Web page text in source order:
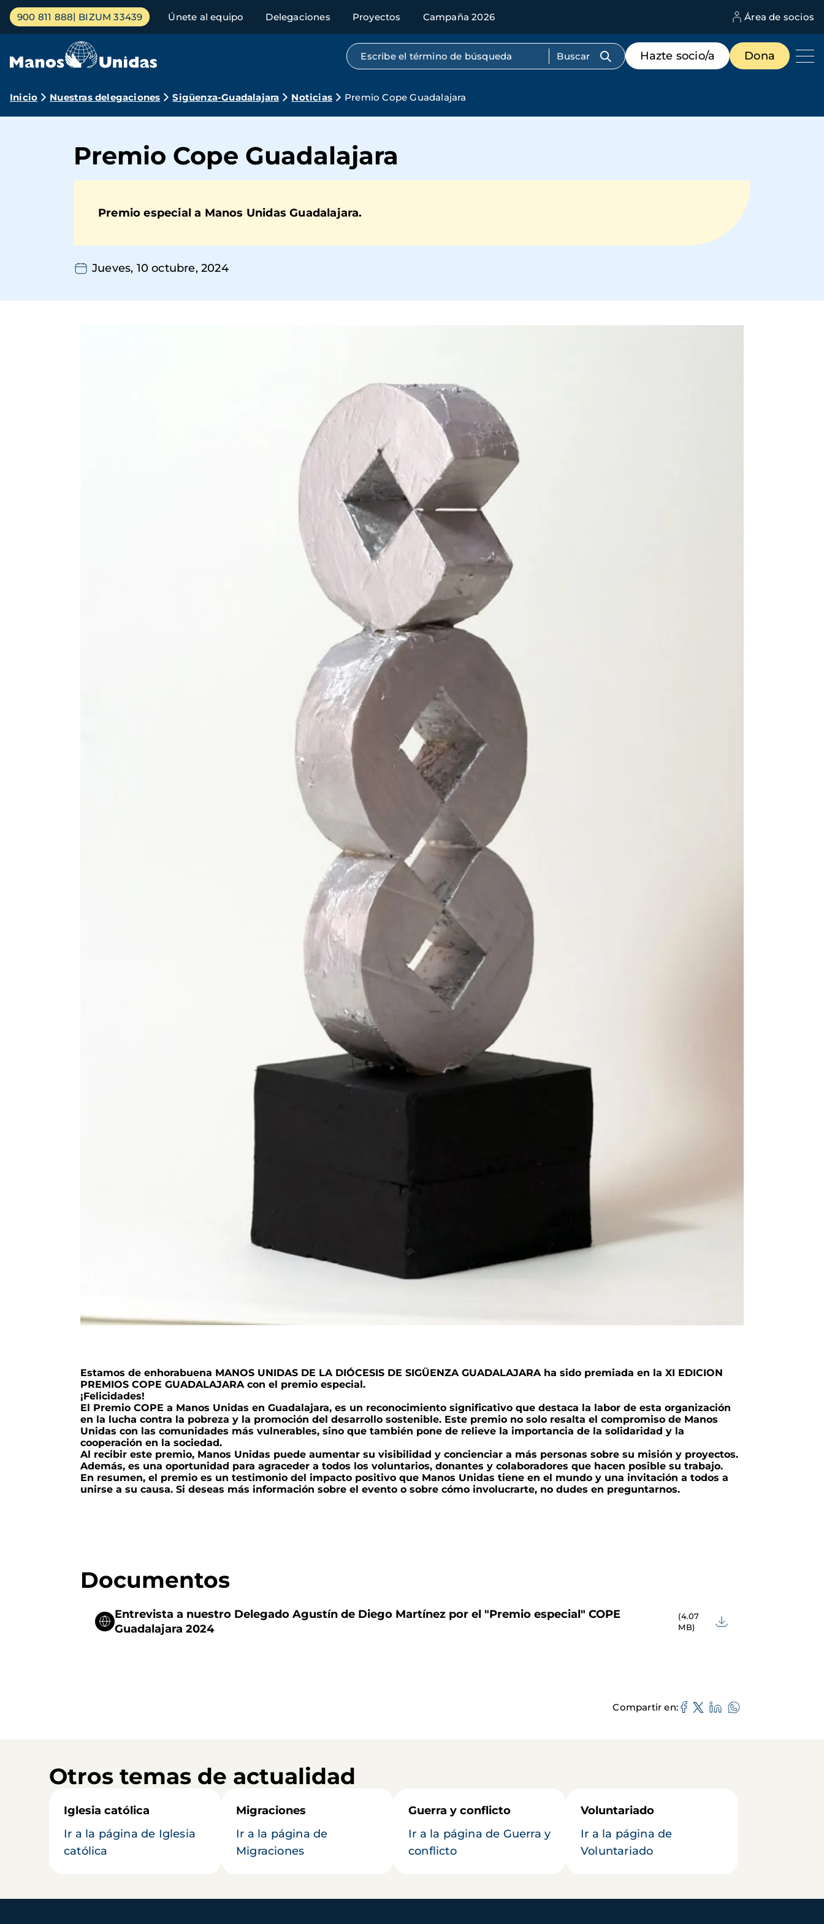
Pasar
contenido
Menú
principal
900 811 888 BIZUM 33439 Únete al equipo Delegaciones Proyectos Campaña 2026 Área de socios
Búsqueda por texto completo
Menú
de
destacados
Hazte socio/a Dona
Ruta
navegación
Inicio Nuestras delegaciones Sigüenza-Guadalajara Noticias Premio Cope Guadalajara
Premio Cope Guadalajara
Premio especial a Manos Unidas Guadalajara.
Jueves, 10 octubre, 2024
Estamos de enhorabuena MANOS UNIDAS DE LA DIÓCESIS DE SIGÜENZA GUADALAJARA ha sido premiada en la XI EDICION
PREMIOS COPE GUADALAJARA con el premio especial.
¡Felicidades!
El Premio COPE a Manos Unidas en Guadalajara, es un reconocimiento significativo que destaca la labor de esta organización
en la lucha contra la pobreza y la promoción del desarrollo sostenible. Este premio no solo resalta el compromiso de Manos
Unidas con las comunidades más vulnerables, sino que también pone de relieve la importancia de la solidaridad y la
cooperación en la sociedad.
Al recibir este premio, Manos Unidas puede aumentar su visibilidad y concienciar a más personas sobre su misión y proyectos.
Además, es una oportunidad para agraceder a todos los voluntarios, donantes y colaboradores que hacen posible su trabajo.
En resumen, el premio es un testimonio del impacto positivo que Manos Unidas tiene en el mundo y una invitación a todos a
unirse a su causa. Si deseas más información sobre el evento o sobre cómo involucrarte, no dudes en preguntarnos.
Documentos
Entrevista a nuestro Delegado Agustín de Diego Martínez por el "Premio especial" COPE
Guadalajara 2024
(4.07
MB)
Compartir en
Otros temas de actualidad
Iglesia católica
Ir a la página de Iglesia
católica
Migraciones
Ir a la página de
Migraciones
Guerra y conflicto
Ir a la página de Guerra y
conflicto
Voluntariado
Ir a la página de
Voluntariado